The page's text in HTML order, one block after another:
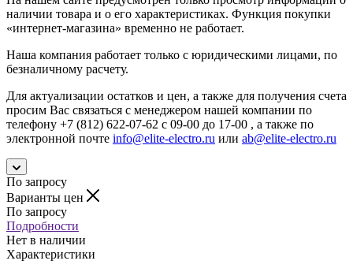
наличии товара и о его характеристиках. Функция покупки
«интернет-магазина» временно не работает.
Наша компания работает только с юридическими лицами, по
безналичному расчету.
Для актуализации остатков и цен, а также для получения счета
просим Вас связаться с менеджером нашей компании по
телефону +7 (812) 622-07-62 с 09-00 до 17-00 , а также по
электронной почте info@elite-electro.ru или ab@elite-electro.ru
По запросу
Варианты цен
По запросу
Подробности
Нет в наличии
Характеристики